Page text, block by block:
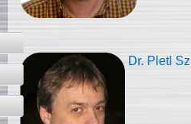
Dr. Pletl